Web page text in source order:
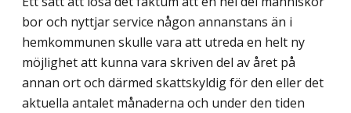
bor och nyttjar service någon annanstans än i
hemkommunen skulle vara att utreda en helt ny
möjlighet att kunna vara skriven del av året på
annan ort och därmed skattskyldig för den eller det
aktuella antalet månaderna och under den tiden